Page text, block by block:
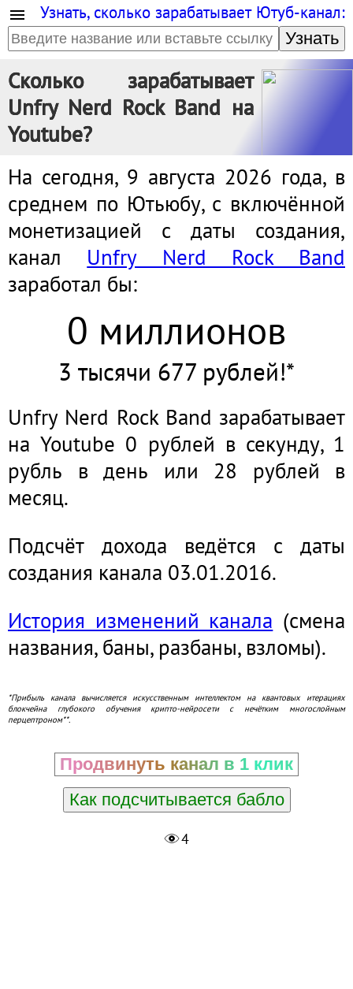
Узнать, сколько зарабатывает Ютуб-канал:
Узнать
Сколько зарабатывает
Unfry Nerd Rock Band на
Youtube?
На сегодня, 9 августа 2026 года, в
среднем по Ютьюбу, с включённой
монетизацией с даты создания,
канал Unfry Nerd Rock Band
заработал бы:
0 миллионов
3 тысячи 677 рублей!*
Unfry Nerd Rock Band зарабатывает
на Youtube 0 рублей в секунду, 1
рубль в день или 28 рублей в
месяц.
Подсчёт дохода ведётся с даты
создания канала 03.01.2016.
История изменений канала (смена
названия, баны, разбаны, взломы).
*Прибыль канала вычисляется искусственным интеллектом на квантовых итерациях
блокчейна глубокого обучения крипто-нейросети с нечётким многослойным
перцептроном**.
Продвинуть канал в 1 клик
Как подсчитывается бабло
4